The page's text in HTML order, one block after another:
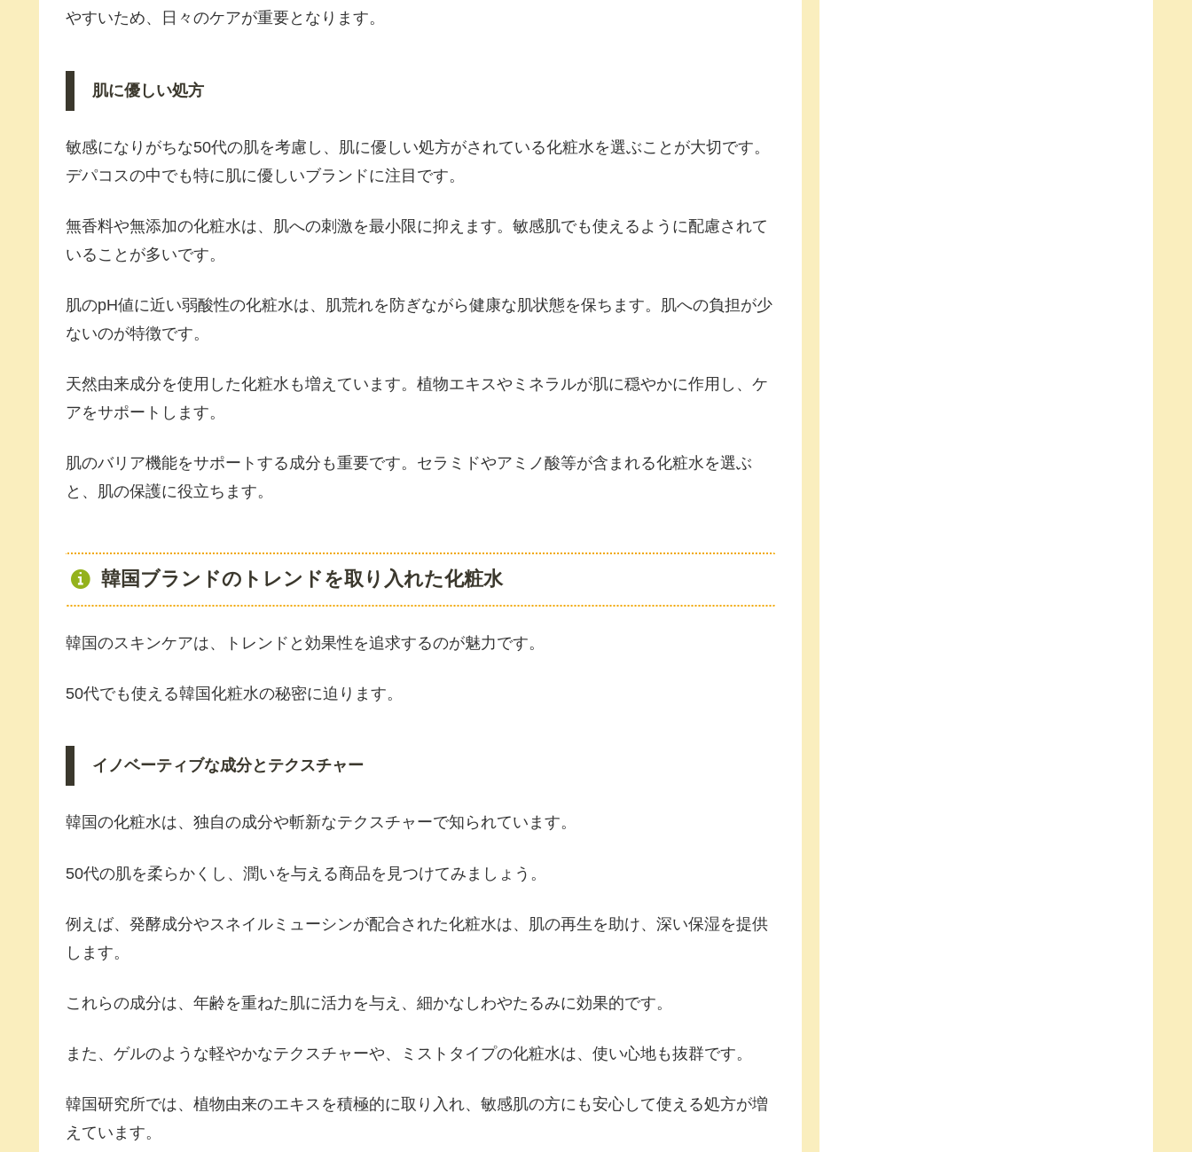
やすいため、日々のケアが重要となります。
肌に優しい処方
敏感になりがちな50代の肌を考慮し、肌に優しい処方がされている化粧水を選ぶことが大切です。
デパコスの中でも特に肌に優しいブランドに注目です。
無香料や無添加の化粧水は、肌への刺激を最小限に抑えます。敏感肌でも使えるように配慮されて
いることが多いです。
肌のpH値に近い弱酸性の化粧水は、肌荒れを防ぎながら健康な肌状態を保ちます。肌への負担が少
ないのが特徴です。
天然由来成分を使用した化粧水も増えています。植物エキスやミネラルが肌に穏やかに作用し、ケ
アをサポートします。
肌のバリア機能をサポートする成分も重要です。セラミドやアミノ酸等が含まれる化粧水を選ぶ
と、肌の保護に役立ちます。
韓国ブランドのトレンドを取り入れた化粧水
韓国のスキンケアは、トレンドと効果性を追求するのが魅力です。
50代でも使える韓国化粧水の秘密に迫ります。
イノベーティブな成分とテクスチャー
韓国の化粧水は、独自の成分や斬新なテクスチャーで知られています。
50代の肌を柔らかくし、潤いを与える商品を見つけてみましょう。
例えば、発酵成分やスネイルミューシンが配合された化粧水は、肌の再生を助け、深い保湿を提供
します。
これらの成分は、年齢を重ねた肌に活力を与え、細かなしわやたるみに効果的です。
また、ゲルのような軽やかなテクスチャーや、ミストタイプの化粧水は、使い心地も抜群です。
韓国研究所では、植物由来のエキスを積極的に取り入れ、敏感肌の方にも安心して使える処方が増
えています。